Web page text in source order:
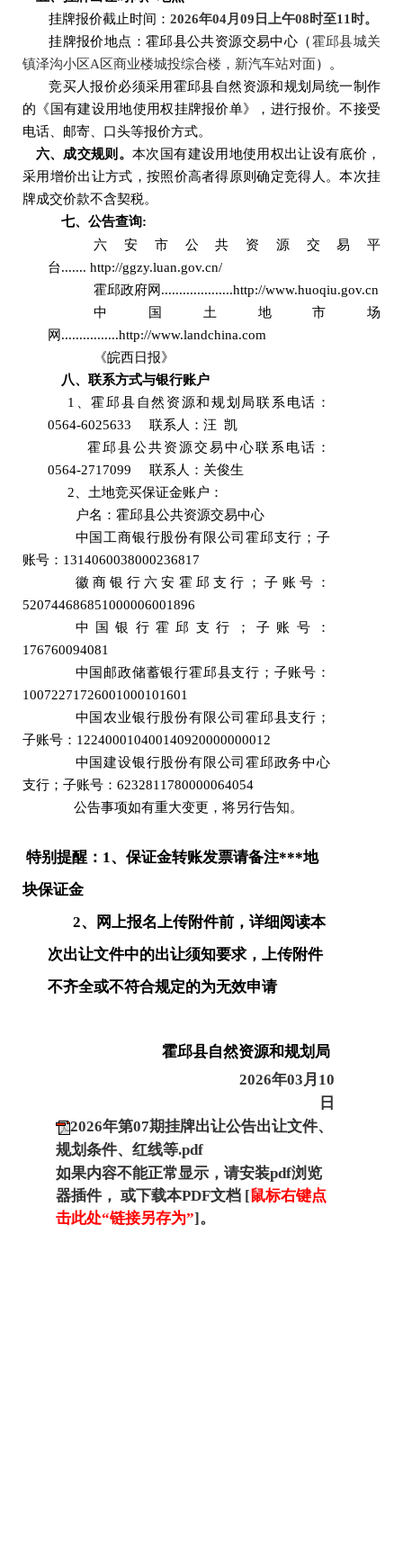
挂牌报价截止时间：2026年04月09 日上午08时至11 时。
挂牌报价地点：霍邱县公共资源交易中心 （霍邱县城关
镇泽沟小区A 区商业楼城投综合楼，新汽车站对面）
。
竞买人报价必须采用霍邱县自然资源和规划局统一制作
的《国有建设用地使用权挂牌报价单》，进行报价。不接受
电话、邮寄、口头等报价方式。
六、成交规则。本次国有建设用地使用权出让设有底价，
采用增价出让方式，按照价高者得原则确定竞得人。本次挂
牌成交价款不含契税。
七、公告查询:
六安市公共资源交易平
台....... http://ggzy.luan.gov.cn/
霍邱政府网 ....................http://www.huoqiu.gov.cn
中国土地市场
网 ................http://www.landchina.com
《皖西日报》
八、 联系方式与银行账户
1
、霍邱县自然资源和规划局联系电话：
0564-6025633
联系人：汪 凯
霍邱县公共资源交易中心联系电话：
0564-2717099
联系人：关俊生
2 、土地竞买保证金账户：
户名：霍邱县公共资源交易中心
中国工商银行股份有限公司霍邱支行；子
账号： 1314060038000236817
徽商银行六安霍邱支行；子账号：
520744686851000006001896
中国银行霍邱支行；子账号：
176760094081
中国邮政储蓄银行霍邱县支行；子账号：
10072271726001000101601
中国农业银行股份有限公司霍邱县支行；
子账号： 122400010400140920000000012
中国建设银行股份有限公司霍邱政务中心
支行；子账号： 6232811780000064054
公告事项如有重大变更，将另行告知。
特别提醒： 1、保证金转账发票请备注***地
块保证金
2、网上报名上传附件前，详细阅读本
次出让文件中的出让须知要求，上传附件
不齐全或不符合规定的为无效申请
霍邱县自然资源和规划局
2026年03月10
日
2026年第07期挂牌出让公告出让文件、
规划条件、红线等.pdf
如果内容不能正常显示，请安装pdf浏览
器插件， 或下载本PDF文档 [鼠标右键点
击此处“链接另存为”]。